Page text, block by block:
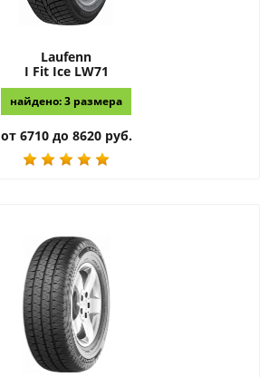
Laufenn
I Fit Ice LW71
найдено: 3 размера
от 6710 до 8620 руб.